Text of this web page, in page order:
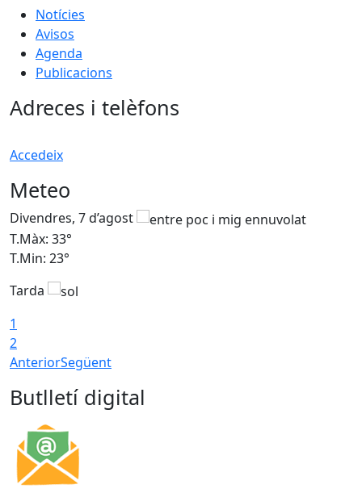
Notícies
Avisos
Agenda
Publicacions
Adreces i telèfons
Accedeix
Meteo
Divendres, 7 d’agost
T.Màx: 33°
T.Min: 23°
Tarda
1
2
AnteriorSegüent
Butlletí digital